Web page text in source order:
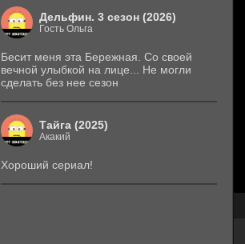
Дельфин. 3 сезон (2026)
Гость Ольга
Бесит меня эта Бережная. Со своей
вечной улыбкой на лице... Не могли
сделать без нее сезон
Тайга (2025)
Акакий
Хороший сериал!